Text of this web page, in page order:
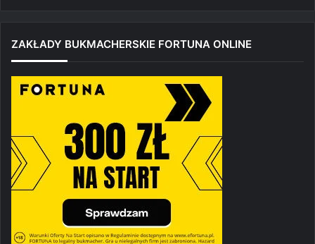
ZAKŁADY BUKMACHERSKIE FORTUNA ONLINE